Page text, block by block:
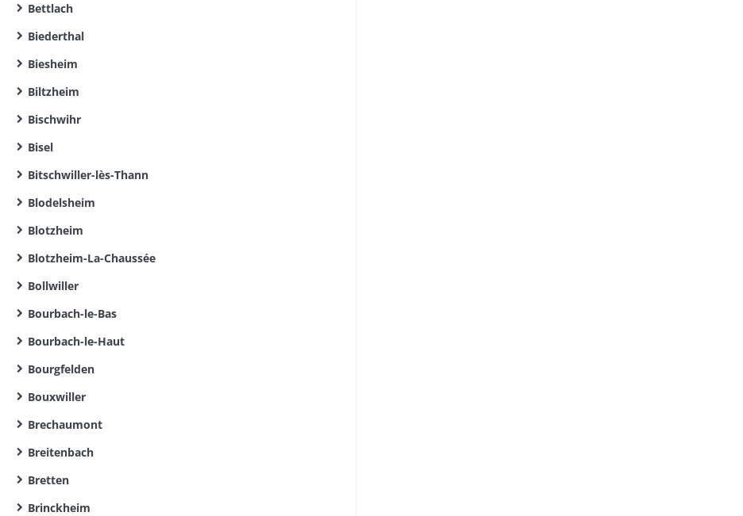
Bettlach
Biederthal
Biesheim
Biltzheim
Bischwihr
Bisel
Bitschwiller-lès-Thann
Blodelsheim
Blotzheim
Blotzheim-La-Chaussée
Bollwiller
Bourbach-le-Bas
Bourbach-le-Haut
Bourgfelden
Bouxwiller
Brechaumont
Breitenbach
Bretten
Brinckheim